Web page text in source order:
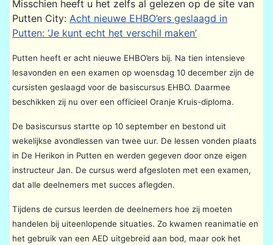
Misschien heeft u het zelfs al gelezen op de site van
Putten City: Acht nieuwe EHBO’ers geslaagd in
Putten: ‘Je kunt echt het verschil maken’
Putten heeft er acht nieuwe EHBO’ers bij. Na tien intensieve
lesavonden en een examen op woensdag 10 december zijn de
cursisten geslaagd voor de basiscursus EHBO. Daarmee
beschikken zij nu over een officieel Oranje Kruis-diploma.
De basiscursus startte op 10 september en bestond uit
wekelijkse avondlessen van twee uur. De lessen vonden plaats
in De Herikon in Putten en werden gegeven door onze eigen
instructeur Jan. De cursus werd afgesloten met een examen,
dat alle deelnemers met succes aflegden.
Tijdens de cursus leerden de deelnemers hoe zij moeten
handelen bij uiteenlopende situaties. Zo kwamen reanimatie en
het gebruik van een AED uitgebreid aan bod, maar ook het